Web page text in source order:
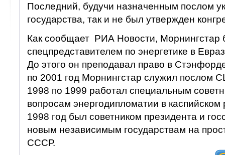
Последний, будучи назначенным послом
государства, так и не был утвержден
Как сообщает РИА Новости, Морнингстар
спецпредставителем по энергетике в
До этого он преподавал право в
по 2001 год Морнингстар служил послом
1998 по 1999 работал специальным
вопросам энергодипломатии в
1998 год был советником президента и
новым независимым государствам на
СССР.